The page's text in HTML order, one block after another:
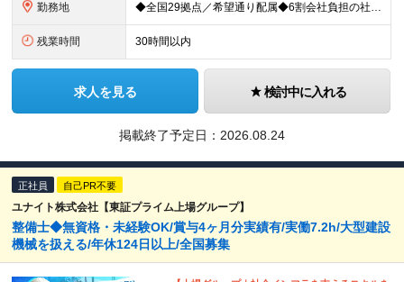
勤務地 ◆全国29拠点／希望通り配属◆6割会社負担の社宅制度（借り上げ社宅※規定あり） ◆転居を伴う転勤なし ◆U・Iターン歓迎 ◆マイカー通勤可 ★建設ICT推進課（埼玉久喜市）積極採用中★ 【北海道エ
残業時間 30時間以内
求人を見る 検討中に入れる
掲載終了予定日： 2026.08.24
正社員 自己PR不要
ユナイト株式会社【東証プライム上場グループ】
整備士◆無資格・未経験OK/賞与4ヶ月分実績有/実働7.2h/大型建設
機械を扱える/年休124日以上/全国募集